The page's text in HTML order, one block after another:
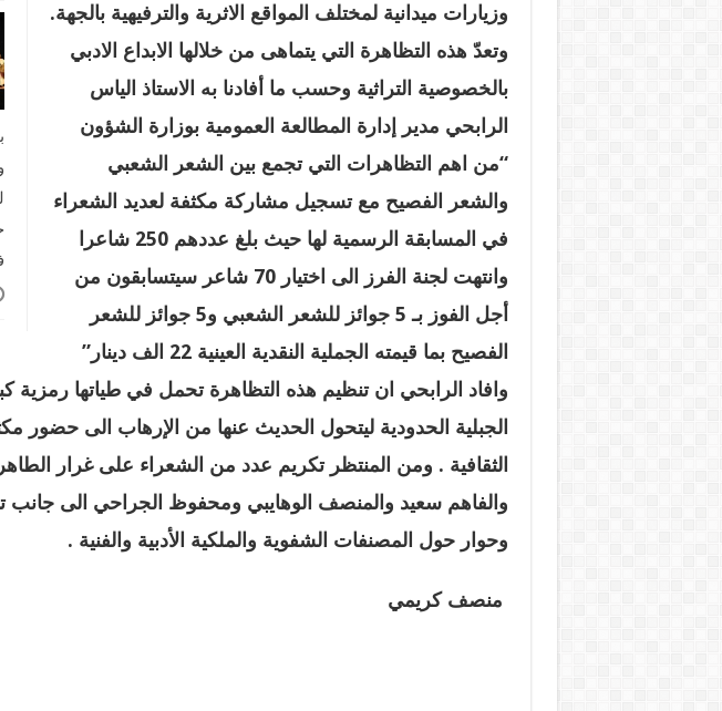
وزيارات ميدانية لمختلف المواقع الاثرية والترفيهية بالجهة.
وتعدّ هذه التظاهرة التي يتماهى من خلالها الابداع الادبي
بالخصوصية التراثية وحسب ما أفادنا به الاستاذ الياس
الرابحي مدير إدارة المطالعة العمومية بوزارة الشؤون
“من اهم التظاهرات التي تجمع بين الشعر الشعبي
والشعر الفصيح مع تسجيل مشاركة مكثفة لعديد الشعراء
في المسابقة الرسمية لها حيث بلغ عددهم250 شاعرا
وانتهت لجنة الفرز الى اختيار 70 شاعر سيتسابقون من
أجل الفوز بـ 5 جوائز للشعر الشعبي و5 جوائز للشعر
الفصيح بما قيمته الجملية النقدية العينية 22 الف دينار
”
وافاد الرابحي ان تنظيم هذه التظاهرة تحمل في طياتها رمزية
الجبلية الحدودية ليتحول الحديث عنها من الإرهاب الى حضور
الثقافية . ومن المنتظر تكريم عدد من الشعراء على غرار
والفاهم سعيد والمنصف الوهايبي ومحفوظ الجراحي الى جانب
وحوار حول المصنفات الشفوية والملكية الأدبية والفنية .
منصف كريمي